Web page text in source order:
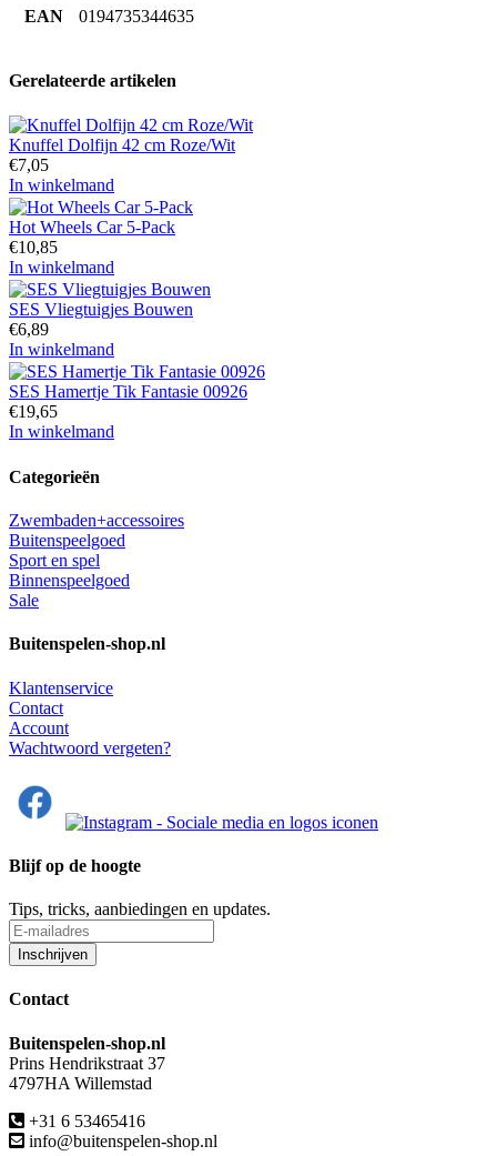
EAN 0194735344635
Gerelateerde artikelen
Knuffel Dolfijn 42 cm Roze/Wit
€7,05
In winkelmand
Hot Wheels Car 5-Pack
€10,85
In winkelmand
SES Vliegtuigjes Bouwen
€6,89
In winkelmand
SES Hamertje Tik Fantasie 00926
€19,65
In winkelmand
Categorieën
Zwembaden+accessoires
Buitenspeelgoed
Sport en spel
Binnenspeelgoed
Sale
Buitenspelen-shop.nl
Klantenservice
Contact
Account
Wachtwoord vergeten?
Blijf op de hoogte
Tips, tricks, aanbiedingen en updates.
Contact
Buitenspelen-shop.nl
Prins Hendrikstraat 37
4797HA Willemstad
+31 6 53465416
info@buitenspelen-shop.nl